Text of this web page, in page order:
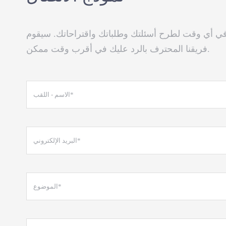
في أي وقت لطرح أسئلتك وطلباتك واقتراحاتك. سيقوم
فريقنا المحترف بالرد عليك في أقرب وقت ممكن.